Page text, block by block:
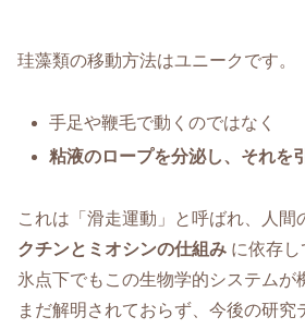
珪藻類の移動方法はユニークです。
手足や鞭毛で動くのではなく
粘液のロープを分泌し、それを
これは「滑走運動」と呼ばれ、人間
クチンとミオシンの仕組み に依存し
氷点下でもこの生物学的システムが
まだ解明されておらず、今後の研究